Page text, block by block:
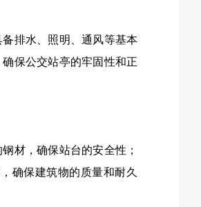
排水、照明、通风等基本
保公交站亭的牢固性和正
材，确保站台的安全性；
确保建筑物的质量和耐久